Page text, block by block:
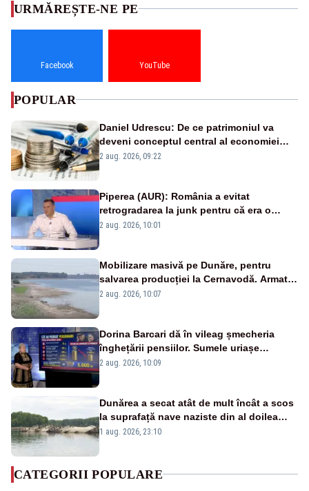
URMĂREȘTE-NE PE
Facebook YouTube
POPULAR
Daniel Udrescu: De ce patrimoniul va
deveni conceptul central al economiei
viitoare?
2 aug. 2026, 09:22
Piperea (AUR): România a evitat
retrogradarea la junk pentru că era o
catastrofă pentru bănci și fondurile de
2 aug. 2026, 10:01
Mobilizare masivă pe Dunăre, pentru
salvarea producției la Cernavodă. Armata
va detona o stâncă și va devia apa
2 aug. 2026, 10:07
Dorina Barcari dă în vileag șmecheria
înghețării pensiilor. Sumele uriașe
pierdute de fiecare român
2 aug. 2026, 10:09
Dunărea a secat atât de mult încât a scos
la suprafață nave naziste din al doilea
război mondial
1 aug. 2026, 23:10
CATEGORII POPULARE